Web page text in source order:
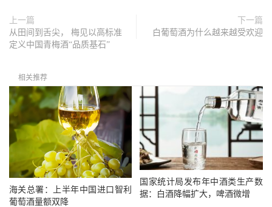
上一篇
从田间到舌尖， 梅见以高标准
定义中国青梅酒“品质基石”
下一篇
白葡萄酒为什么越来越受欢迎
相关推荐
海关总署：上半年中国进口智利
葡萄酒量额双降
国家统计局发布年中酒类生产数
据：白酒降幅扩大，啤酒微增